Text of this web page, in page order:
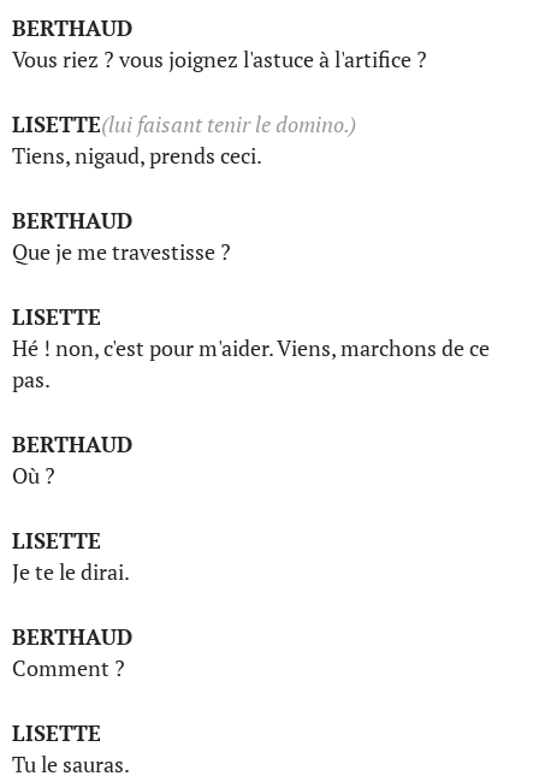
BERTHAUD
Vous riez ? vous joignez l'astuce à l'artifice ?
LISETTE(lui faisant tenir le domino.)
Tiens, nigaud, prends ceci.
BERTHAUD
Que je me travestisse ?
LISETTE
Hé ! non, c'est pour m'aider. Viens, marchons de ce
pas.
BERTHAUD
Où ?
LISETTE
Je te le dirai.
BERTHAUD
Comment ?
LISETTE
Tu le sauras.